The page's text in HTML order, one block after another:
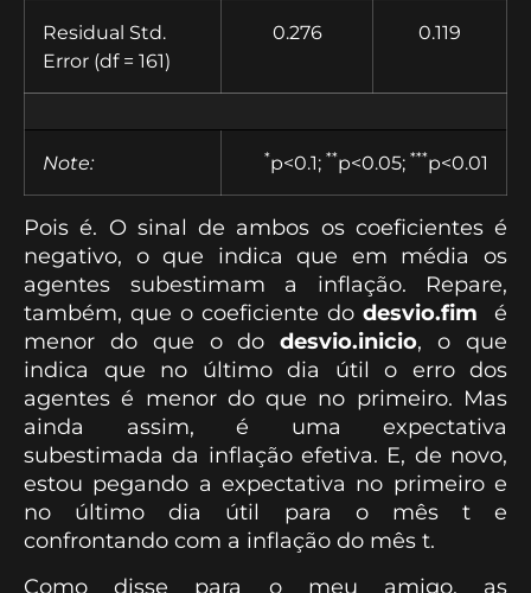
Residual Std.
Error (df = 161)
0.276 0.119
Note: *p<0.1; **p<0.05; ***p<0.01
Pois é. O sinal de ambos os coeficientes é
negativo, o que indica que em média os
agentes subestimam a inflação. Repare,
também, que o coeficiente do desvio.fim
é
menor do que o dodesvio.inicio, o que
indica que no último dia útil o erro dos
agentes é menor do que no primeiro. Mas
ainda assim, é uma expectativa
subestimada da inflação efetiva. E, de novo,
estou pegando a expectativa no primeiro e
no último dia útil para o mês t e
confrontando com a inflação do mês t.
Como disse para o meu amigo, as